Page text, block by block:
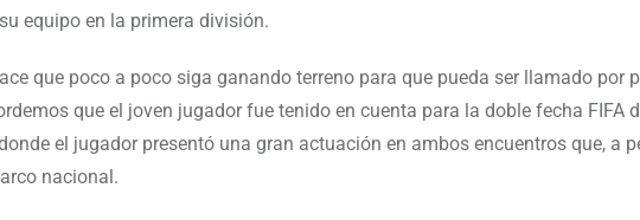
equipo en la primera división.
que poco a poco siga ganando terreno para que pueda ser llamado por
que el joven jugador fue tenido en cuenta para la doble fecha FIFA
el jugador presentó una gran actuación en ambos encuentros que, a
nacional.